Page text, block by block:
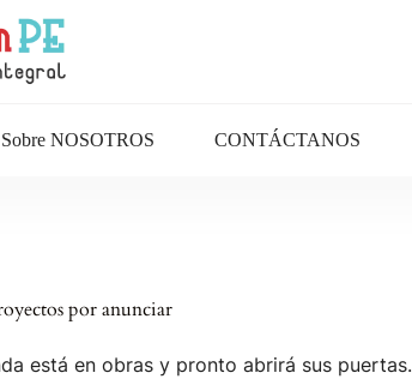
Sobre NOSOTROS CONTÁCTANOS
por anunciar
está en obras y pronto abrirá sus puertas.